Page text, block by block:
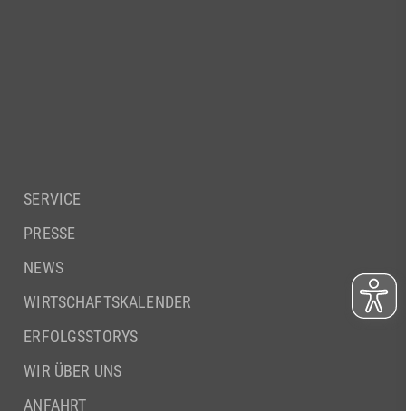
SERVICE
PRESSE
NEWS
WIRTSCHAFTSKALENDER
ERFOLGSSTORYS
WIR ÜBER UNS
ANFAHRT